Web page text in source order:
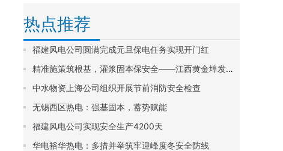
热点推荐
福建风电公司圆满完成元旦保电任务实现开门红
精准施策筑根基，灌浆固本保安全——江西黄金埠发电公司汽机房地面沉降治理工作圆满完成
中水物资上海公司组织开展节前消防安全检查
无锡西区热电：强基固本，蓄势赋能
福建风电公司实现安全生产4200天
华电裕华热电：多措并举筑牢迎峰度冬安全防线